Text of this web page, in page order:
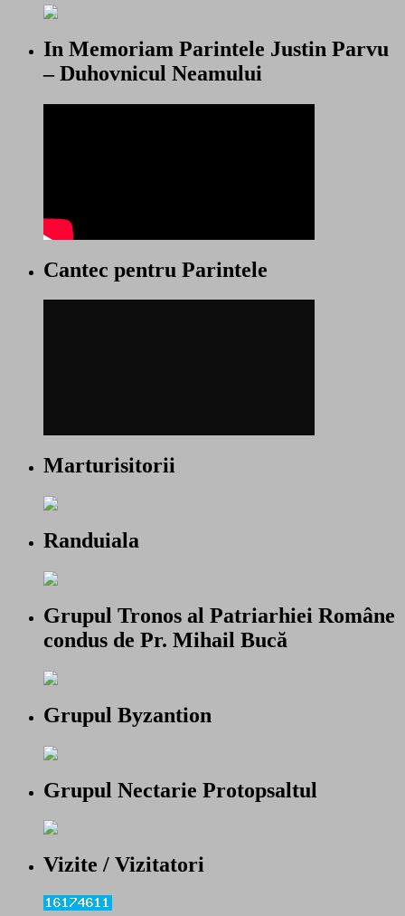
In Memoriam Parintele Justin Parvu
– Duhovnicul Neamului
Cantec pentru Parintele
Marturisitorii
Randuiala
Grupul Tronos al Patriarhiei Române
condus de Pr. Mihail Bucă
Grupul Byzantion
Grupul Nectarie Protopsaltul
Vizite / Vizitatori